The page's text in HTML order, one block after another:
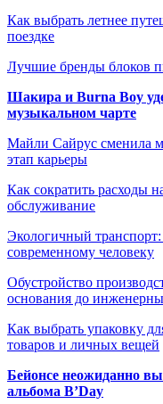
Как выбрать летнее
поездке
Лучшие бренды блоков
Шакира и Burna Boy
музыкальном чарте
Майли Сайрус сменила
этап карьеры
Как сократить расходы
обслуживание
Экологичный
современному человеку
Обустройство
основания до
Как выбрать упаковку
товаров и личных вещей
Бейонсе неожиданно
альбома B’Day